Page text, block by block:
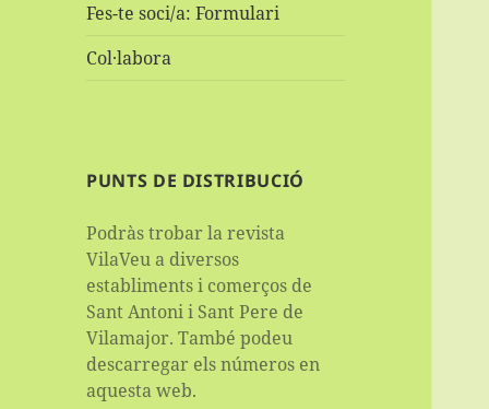
Fes-te soci/a: Formulari
Col·labora
PUNTS DE DISTRIBUCIÓ
Podràs trobar la revista
VilaVeu a diversos
establiments i comerços de
Sant Antoni i Sant Pere de
Vilamajor. També podeu
descarregar els números en
aquesta web.